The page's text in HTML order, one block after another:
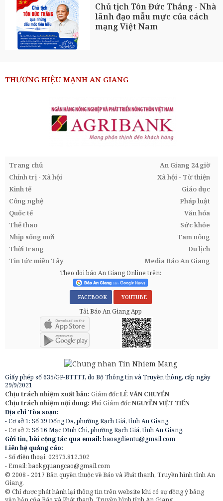
Chủ tịch Tôn Đức Thắng - Nhà
lãnh đạo mẫu mực của cách
mạng Việt Nam
THƯƠNG HIỆU MẠNH AN GIANG
Trang chủ
An Giang 24 giờ
Chính trị - Xã hội
Xã hội - Từ thiện
Kinh tế
Giáo dục
Công nghệ
Pháp luật
Quốc tế
Văn hóa
Thể thao
Sức khỏe
Nhịp sống mới
Tam nông
Thời trang
Du lịch
Tin tức miền Tây
Media Báo An Giang
Theo dõi báo An Giang Online trên:
FACEBOOK YOUTUBE
Tải Báo An Giang App
Giấy phép số 635/GP-BTTTT, do Bộ Thông tin và Truyền thông, cấp ngày
29/9/2021
Chịu trách nhiệm xuất bản: Giám đốcLÊ VĂN CHUYỂN
Chịu trách nhiệm nội dung: Phó Giám đốcNGUYỄN VIỆT TIẾN
Địa chỉ Tòa soạn:
- Cơ sở 1: Số 39 Đống Đa, phường Rạch Giá, tỉnh An Giang.
- Cơ sở 2: Số 16 Mạc Đĩnh Chi, phường Rạch Giá, tỉnh An Giang.
Gửi tin, bài cộng tác qua email:baoagdientu@gmail.com
Liên hệ quảng cáo:
- Số điện thoại: 02973.812.302
- Email:baokgquangcao@gmail.com
© 2008 - 2017 Bản quyền thuộc về Báo và Phát thanh, Truyền hình tỉnh An
Giang.
© Chỉ được phát hành lại thông tin trên website khi có sự đồng ý bằng